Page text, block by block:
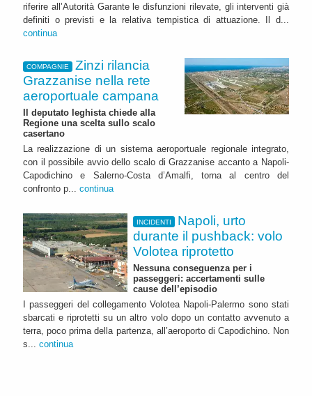
riferire all’Autorità Garante le disfunzioni rilevate, gli interventi già
definiti o previsti e la relativa tempistica di attuazione. Il d...
continua
COMPAGNIE
Zinzi rilancia
Grazzanise nella rete
aeroportuale campana
Il deputato leghista chiede alla
Regione una scelta sullo scalo
casertano
La realizzazione di un sistema aeroportuale regionale integrato,
con il possibile avvio dello scalo di Grazzanise accanto a Napoli-
Capodichino e Salerno-Costa d’Amalfi, torna al centro del
confronto p... continua
INCIDENTI
Napoli, urto
durante il pushback: volo
Volotea riprotetto
Nessuna conseguenza per i
passeggeri: accertamenti sulle
cause dell’episodio
I passeggeri del collegamento Volotea Napoli-Palermo sono stati
sbarcati e riprotetti su un altro volo dopo un contatto avvenuto a
terra, poco prima della partenza, all’aeroporto di Capodichino. Non
s... continua